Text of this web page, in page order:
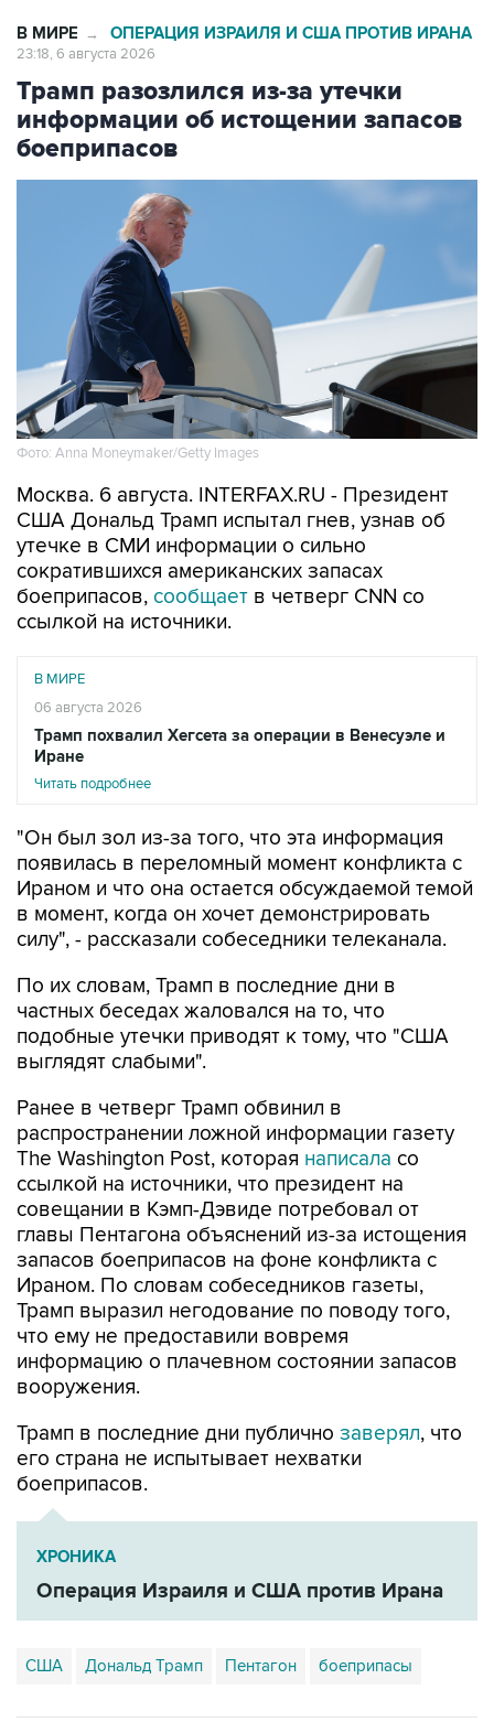
В МИРЕ → ОПЕРАЦИЯ ИЗРАИЛЯ И США ПРОТИВ ИРАНА
23:18, 6 августа 2026
Трамп разозлился из-за утечки
информации об истощении запасов
боеприпасов
Фото: Anna Moneymaker/Getty Images
Москва. 6 августа. INTERFAX.RU - Президент
США Дональд Трамп испытал гнев, узнав об
утечке в СМИ информации о сильно
сократившихся американских запасах
боеприпасов, сообщает в четверг CNN со
ссылкой на источники.
В МИРЕ
06 августа 2026
Трамп похвалил Хегсета за операции в Венесуэле и
Иране
Читать подробнее
"Он был зол из-за того, что эта информация
появилась в переломный момент конфликта с
Ираном и что она остается обсуждаемой темой
в момент, когда он хочет демонстрировать
силу", - рассказали собеседники телеканала.
По их словам, Трамп в последние дни в
частных беседах жаловался на то, что
подобные утечки приводят к тому, что "США
выглядят слабыми".
Ранее в четверг Трамп обвинил в
распространении ложной информации газету
The Washington Post, которая написала со
ссылкой на источники, что президент на
совещании в Кэмп-Дэвиде потребовал от
главы Пентагона объяснений из-за истощения
запасов боеприпасов на фоне конфликта с
Ираном. По словам собеседников газеты,
Трамп выразил негодование по поводу того,
что ему не предоставили вовремя
информацию о плачевном состоянии запасов
вооружения.
Трамп в последние дни публично заверял, что
его страна не испытывает нехватки
боеприпасов.
ХРОНИКА
Операция Израиля и США против Ирана
США Дональд Трамп Пентагон боеприпасы